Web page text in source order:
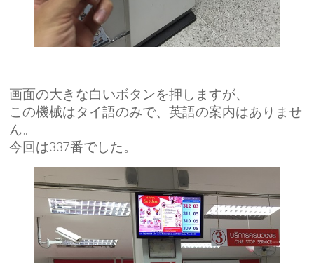
画面の大きな白いボタンを押しますが、
この機械はタイ語のみで、英語の案内はありませ
ん。
今回は337番でした。